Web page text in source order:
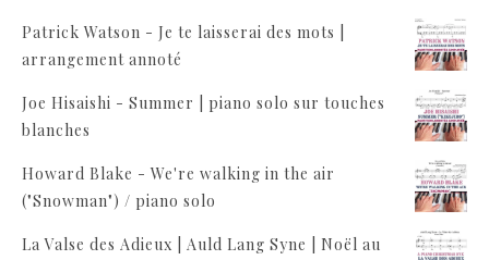
Patrick Watson - Je te laisserai des mots |
arrangement annoté
Joe Hisaishi - Summer | piano solo sur touches
blanches
Howard Blake - We're walking in the air
("Snowman") / piano solo
La Valse des Adieux | Auld Lang Syne | Noël au